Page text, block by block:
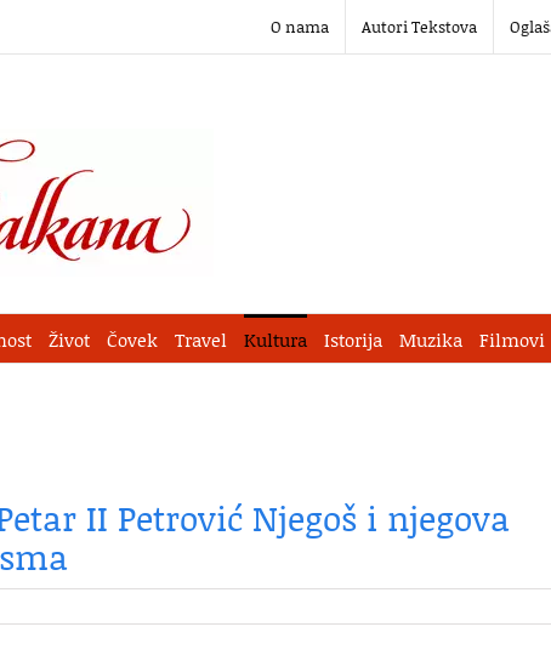
O nama Autori Tekstova
Život Čovek Travel Kultura Istorija Muzika Filmovi
II Petrović Njegoš i njegova